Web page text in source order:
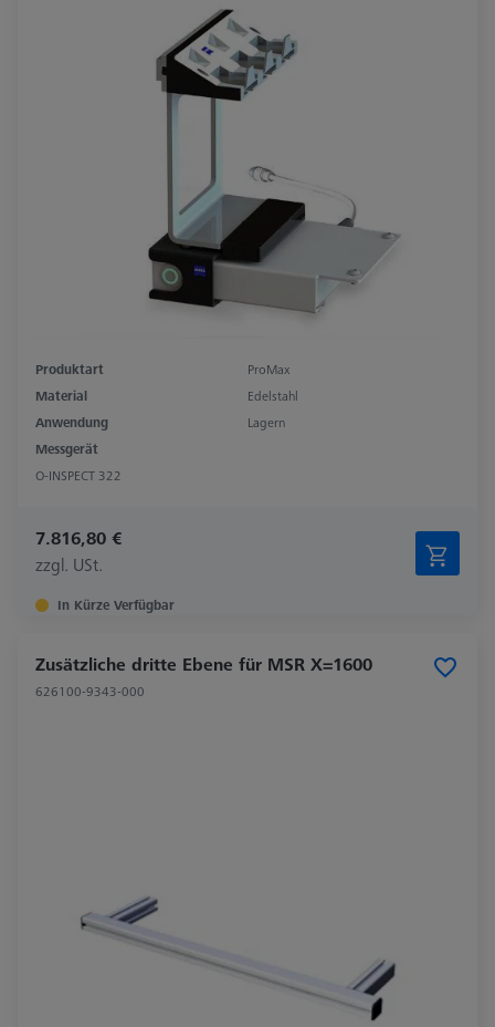
Produktart
ProMax
Material
Edelstahl
Anwendung
Lagern
Messgerät
O-INSPECT 322
7.816,80 €
zzgl. USt.
In Kürze Verfügbar
Zusätzliche dritte Ebene für MSR X=1600
626100-9343-000